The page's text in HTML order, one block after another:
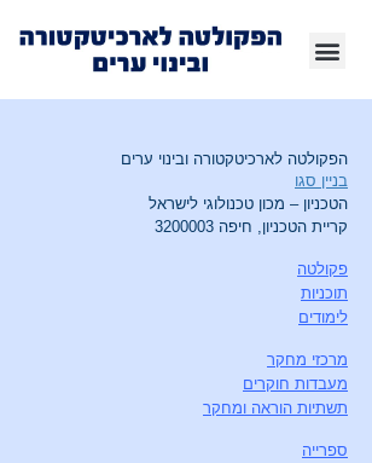
הפקולטה לארכיטקטורה ובינוי ערים
בניין סגו
הטכניון – מכון טכנולוגי לישראל
קריית הטכניון, חיפה 3200003
פקולטה
תוכניות
לימודים
מרכזי מחקר
מעבדות חוקרים
תשתיות הוראה ומחקר
ספרייה